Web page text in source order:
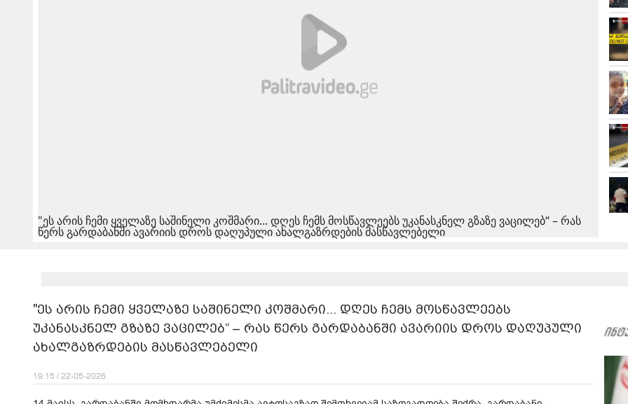
"ეს არის ჩემი ყველაზე საშინელი კოშმარი... დღეს ჩემს მოსწავლეებს უკანასკნელ გზაზე ვაცილებ“ – რას
წერს გარდაბანში ავარიის დროს დაღუპული ახალგაზრდების მასწავლებელი
"ეს არის ჩემი ყველაზე საშინელი კოშმარი... დღეს ჩემს მოსწავლეებს
უკანასკნელ გზაზე ვაცილებ“ – რას წერს გარდაბანში ავარიის დროს დაღუპული
ახალგაზრდების მასწავლებელი
19:15 / 22-05-2026